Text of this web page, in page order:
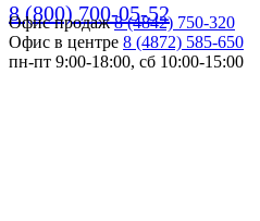
8 (800) 700-05-52
Офис продаж8 (4842) 750-320
Офис в центре 8 (4872) 585-650
пн-пт 9:00-18:00, сб 10:00-15:00